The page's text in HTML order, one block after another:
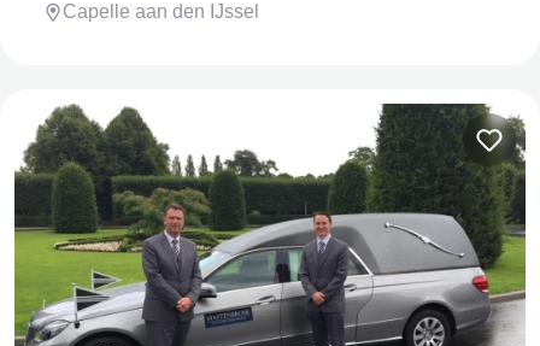
Capelle aan den IJssel